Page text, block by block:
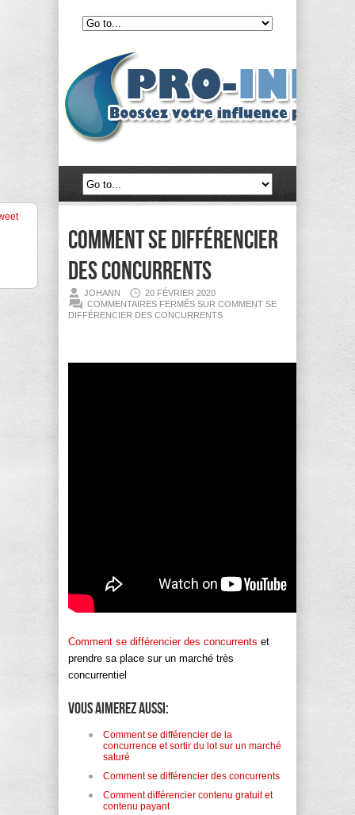
Comment se différencier
des concurrents
JOHANN
20 FÉVRIER 2020
COMMENTAIRES FERMÉS SUR COMMENT SE
DIFFÉRENCIER DES CONCURRENTS
Comment se différencier des concurrents et
prendre sa place sur un marché très
concurrentiel
Vous aimerez aussi:
Comment se différencier de la
concurrence et sortir du lot sur un marché
saturé
Comment se différencier des concurrents
Comment différencier contenu gratuit et
contenu payant